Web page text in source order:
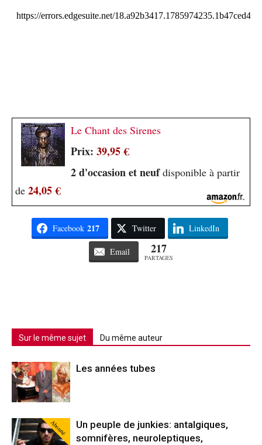
Le Chant des Sirenes
Prix: 39,95 €
2 d'occasion et neufdisponible à partir
de 24,05 €
Facebook 217 Twitter LinkedIn
Email 217
PARTAGES
Sur le même sujet Du même auteur
Les années tubes
Abonné
Un peuple de junkies: antalgiques,
somnifères, neuroleptiques,